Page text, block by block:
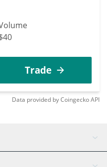
Trade
Data provided byCoingeckoAPI